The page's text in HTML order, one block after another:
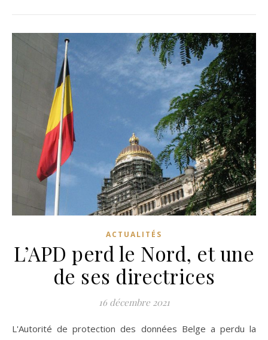
ACTUALITÉS
L’APD perd le Nord, et une
de ses directrices
16 décembre 2021
L'Autorité de protection des données Belge a perdu la